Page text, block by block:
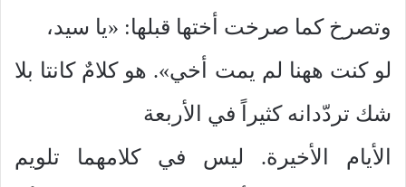
وتصرخ كما صرخت أختها قبلها: «يا سيد،
لو كنت ههنا لم يمت أخي». هو كلامٌ كانتا بلا
شك تردّدانه كثيراً في الأربعة
الأيام الأخيرة. ليس في كلامهما تلويم